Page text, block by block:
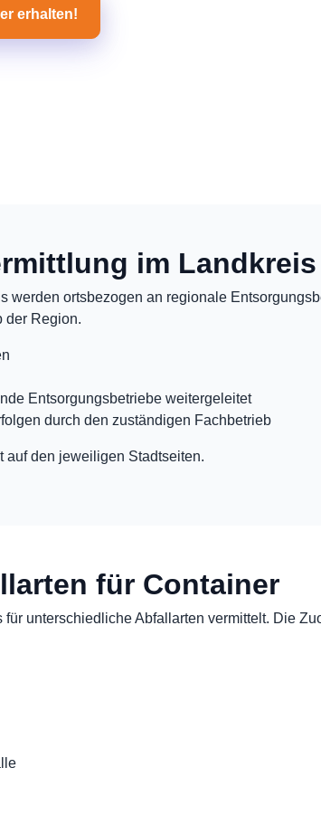
erhalten!
im
werden ortsbezogen an regionale
der Region.
Entsorgungsbetriebe weitergeleitet
durch den zuständigen Fachbetrieb
auf den jeweiligen Stadtseiten.
für Container
unterschiedliche Abfallarten vermittelt. Die